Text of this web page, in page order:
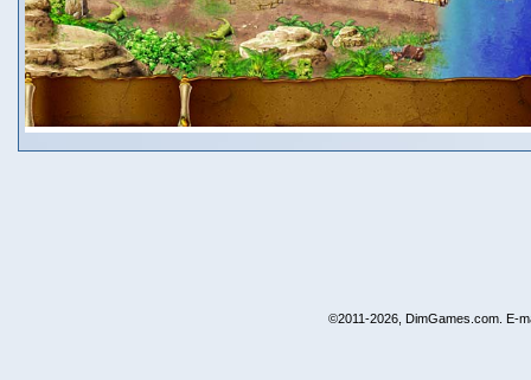
©2011-2026, DimGames.com. E-